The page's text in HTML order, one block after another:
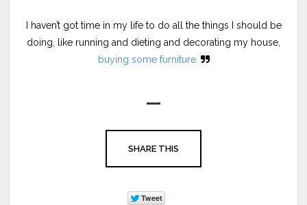
υγεία και διοίκηση
I haven’t got time in my life to do all the things I should be
doing, like running and dieting and decorating my house,
buying some furniture.
SHARE THIS